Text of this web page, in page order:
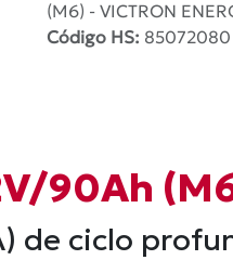
(M6) - VICTRON
Código HS: 85072080
90Ah
de ciclo